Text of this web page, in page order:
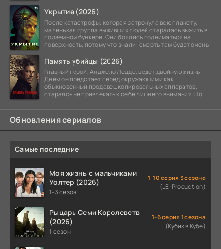
Укрытие (2026)
После катастрофы, которая затронула всю планету,
маленькая группа выживших людей старалась выжить в
подземном бункере. Они боялись подниматься на
поверхность, потому что знали: смерть там будет очень
Память убийцы (2026)
Главный герой, Анджело Ледде, ведет двойную жизнь.
Днем он предстает перед окружающими как
обыкновенный продавец копировальных аппаратов,
стараясь не привлекать к себе лишнего внимания. Но
Обновления сериалов
Самые последние
Моя жизнь с мальчиками
Уолтер (2026)
1-3 сезон
1-10 серия 3 сезона
(LE-Production)
Рыцарь Семи Королевств
(2026)
1 сезон
1-6 серия 1 сезона
(Кубик в Кубе)